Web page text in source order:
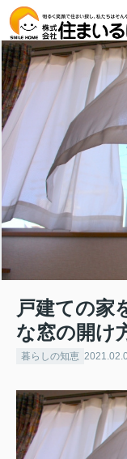
戸建ての家
な窓の開け
暮らしの知恵